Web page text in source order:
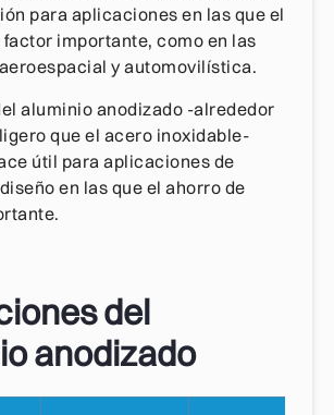
para aplicaciones en las que el
factor importante, como en las
y automovilística.
aluminio anodizado -alrededor
que el acero inoxidable-
útil para aplicaciones de
en las que el ahorro de
del
anodizado